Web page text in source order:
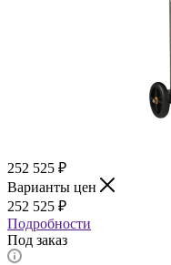
252 525 ₽
Варианты цен
252 525 ₽
Подробности
Под заказ